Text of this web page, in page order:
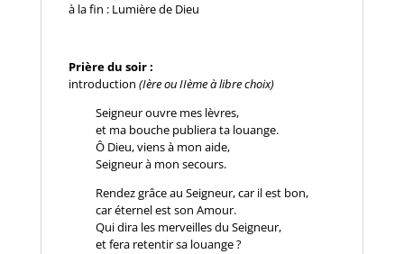
à la fin : Lumière de Dieu
Prière du soir :
introduction (Ière ou IIème à libre choix)
Seigneur ouvre mes lèvres,
et ma bouche publiera ta louange.
Ô Dieu, viens à mon aide,
Seigneur à mon secours.
Rendez grâce au Seigneur, car il est bon,
car éternel est son Amour.
Qui dira les merveilles du Seigneur,
et fera retentir sa louange ?